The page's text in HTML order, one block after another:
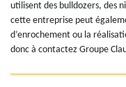
utilisent des bulldozers, des
cette entreprise peut
d’enrochement ou la
donc à contactez Groupe